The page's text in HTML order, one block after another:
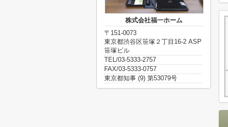
株式会社福一ホーム
〒151-0073
東京都渋谷区笹塚２丁目16-2 ASP
笹塚ビル
TEL/03-5333-2757
FAX/03-5333-0757
東京都知事 (9) 第53079号